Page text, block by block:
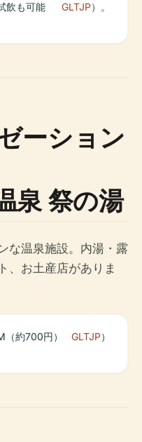
飲も可能
GLTJP）。
ーション
泉 祭の湯
な温泉施設。内湯・露
、お土産店がありま
約700円）
GLTJP）